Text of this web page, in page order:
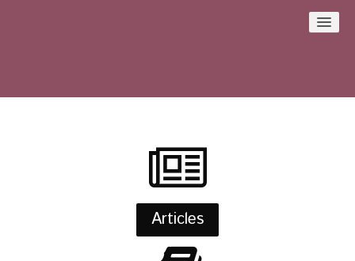
Inscription / Connexion
Articles